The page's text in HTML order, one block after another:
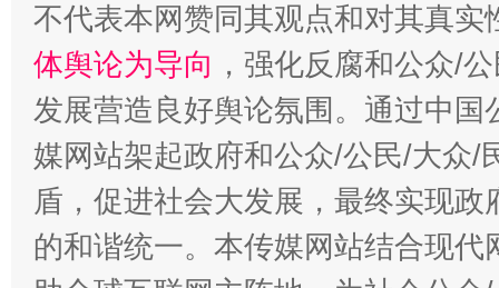
“蜀中异人”王建安的艺术幻境
不代表本网赞同其观点和对其真实
体舆论为导向 ，强化反腐和公众/
发展营造良好舆论氛围。通过中
媒网站架起政府和公众/公民/大众/
盾，促进社会大发展，最终实现
的和谐统一。本传媒网站结合现